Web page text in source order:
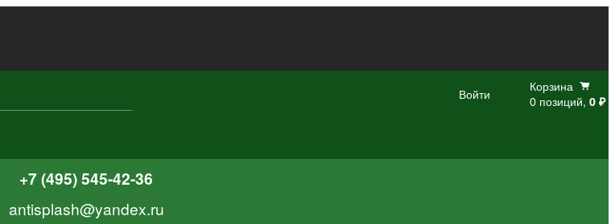
Войти
Корзина
0 позиций, 0 ₽
+7 (495) 545-42-36
antisplash@yandex.ru